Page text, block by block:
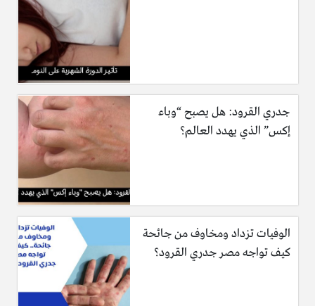
جدري القرود: هل يصبح “وباء
إكس” الذي يهدد العالم؟
الوفيات تزداد ومخاوف من جائحة
كيف تواجه مصر جدري القرود؟